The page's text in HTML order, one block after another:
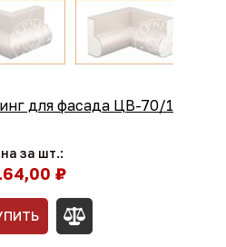
для фасада ЦВ-70/1
за шт.:
₽